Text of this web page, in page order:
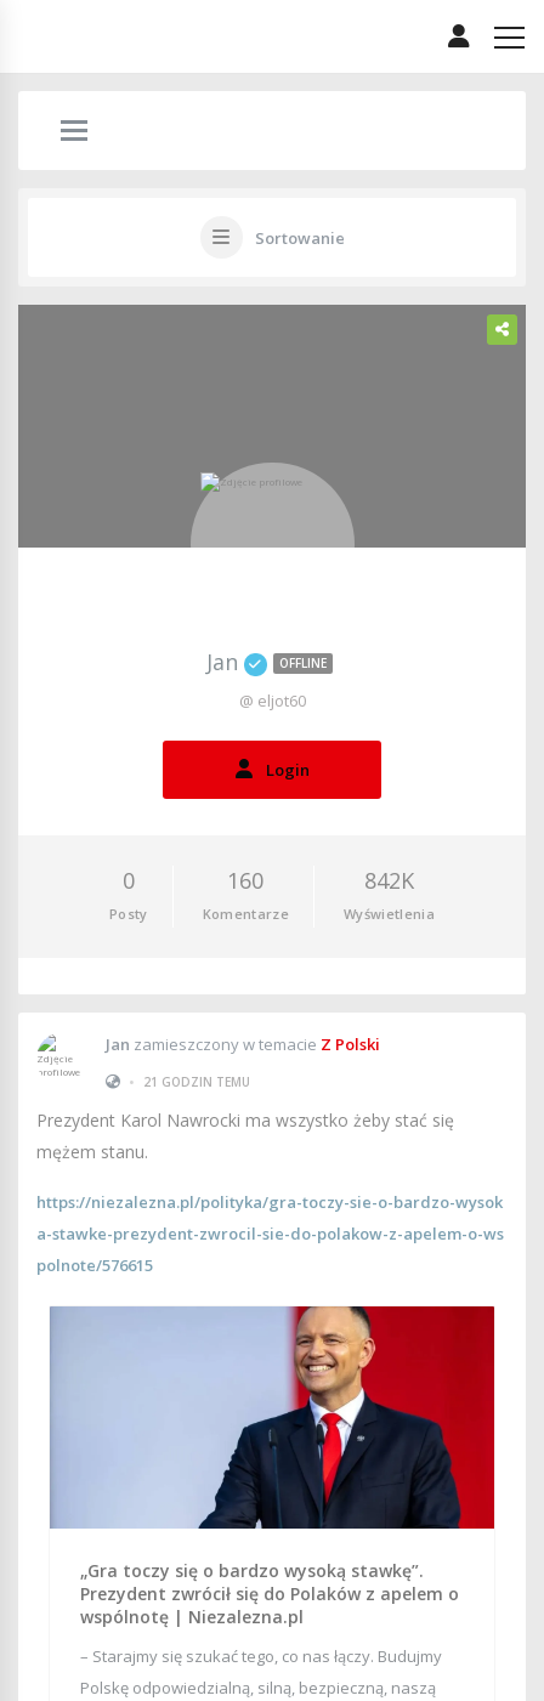
Sortowanie
Jan OFFLINE
@ eljot60
Login
0
Posty
160
Komentarze
842K
Wyświetlenia
Jan zamieszczony w temacie Z Polski
•
21 GODZIN TEMU
Prezydent Karol Nawrocki ma wszystko żeby stać się
mężem stanu.
https://niezalezna.pl/polityka/gra-toczy-sie-o-bardzo-wysok
a-stawke-prezydent-zwrocil-sie-do-polakow-z-apelem-o-ws
polnote/576615
„Gra toczy się o bardzo wysoką stawkę”.
Prezydent zwrócił się do Polaków z apelem o
wspólnotę | Niezalezna.pl
– Starajmy się szukać tego, co nas łączy. Budujmy
Polskę odpowiedzialną, silną, bezpieczną, naszą